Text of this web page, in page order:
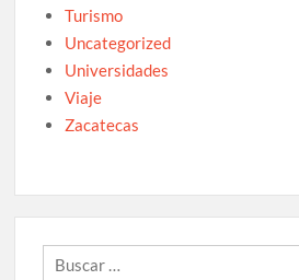
Turismo
Uncategorized
Universidades
Viaje
Zacatecas